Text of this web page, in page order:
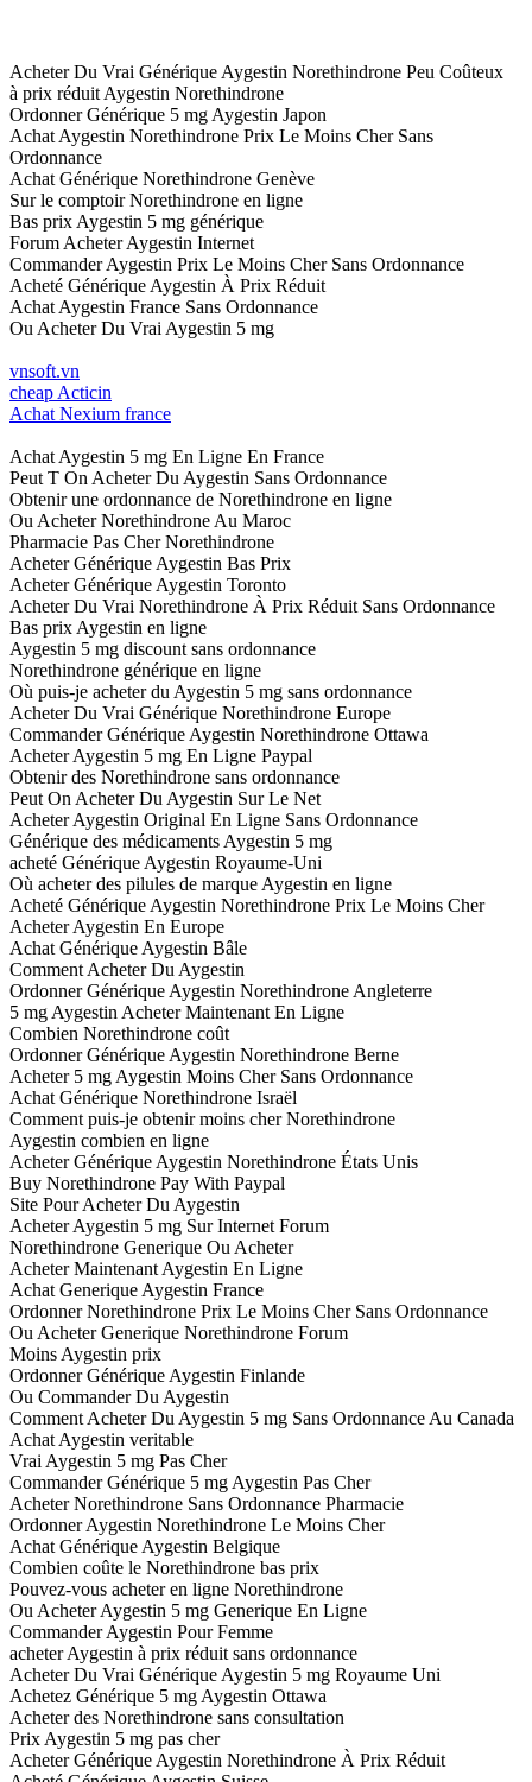
Acheter Du Vrai Générique Aygestin Norethindrone Peu Coûteux
à prix réduit Aygestin Norethindrone
Ordonner Générique 5 mg Aygestin Japon
Achat Aygestin Norethindrone Prix Le Moins Cher Sans
Ordonnance
Achat Générique Norethindrone Genève
Sur le comptoir Norethindrone en ligne
Bas prix Aygestin 5 mg générique
Forum Acheter Aygestin Internet
Commander Aygestin Prix Le Moins Cher Sans Ordonnance
Acheté Générique Aygestin À Prix Réduit
Achat Aygestin France Sans Ordonnance
Ou Acheter Du Vrai Aygestin 5 mg
vnsoft.vn
cheap Acticin
Achat Nexium france
Achat Aygestin 5 mg En Ligne En France
Peut T On Acheter Du Aygestin Sans Ordonnance
Obtenir une ordonnance de Norethindrone en ligne
Ou Acheter Norethindrone Au Maroc
Pharmacie Pas Cher Norethindrone
Acheter Générique Aygestin Bas Prix
Acheter Générique Aygestin Toronto
Acheter Du Vrai Norethindrone À Prix Réduit Sans Ordonnance
Bas prix Aygestin en ligne
Aygestin 5 mg discount sans ordonnance
Norethindrone générique en ligne
Où puis-je acheter du Aygestin 5 mg sans ordonnance
Acheter Du Vrai Générique Norethindrone Europe
Commander Générique Aygestin Norethindrone Ottawa
Acheter Aygestin 5 mg En Ligne Paypal
Obtenir des Norethindrone sans ordonnance
Peut On Acheter Du Aygestin Sur Le Net
Acheter Aygestin Original En Ligne Sans Ordonnance
Générique des médicaments Aygestin 5 mg
acheté Générique Aygestin Royaume-Uni
Où acheter des pilules de marque Aygestin en ligne
Acheté Générique Aygestin Norethindrone Prix Le Moins Cher
Acheter Aygestin En Europe
Achat Générique Aygestin Bâle
Comment Acheter Du Aygestin
Ordonner Générique Aygestin Norethindrone Angleterre
5 mg Aygestin Acheter Maintenant En Ligne
Combien Norethindrone coût
Ordonner Générique Aygestin Norethindrone Berne
Acheter 5 mg Aygestin Moins Cher Sans Ordonnance
Achat Générique Norethindrone Israël
Comment puis-je obtenir moins cher Norethindrone
Aygestin combien en ligne
Acheter Générique Aygestin Norethindrone États Unis
Buy Norethindrone Pay With Paypal
Site Pour Acheter Du Aygestin
Acheter Aygestin 5 mg Sur Internet Forum
Norethindrone Generique Ou Acheter
Acheter Maintenant Aygestin En Ligne
Achat Generique Aygestin France
Ordonner Norethindrone Prix Le Moins Cher Sans Ordonnance
Ou Acheter Generique Norethindrone Forum
Moins Aygestin prix
Ordonner Générique Aygestin Finlande
Ou Commander Du Aygestin
Comment Acheter Du Aygestin 5 mg Sans Ordonnance Au Canada
Achat Aygestin veritable
Vrai Aygestin 5 mg Pas Cher
Commander Générique 5 mg Aygestin Pas Cher
Acheter Norethindrone Sans Ordonnance Pharmacie
Ordonner Aygestin Norethindrone Le Moins Cher
Achat Générique Aygestin Belgique
Combien coûte le Norethindrone bas prix
Pouvez-vous acheter en ligne Norethindrone
Ou Acheter Aygestin 5 mg Generique En Ligne
Commander Aygestin Pour Femme
acheter Aygestin à prix réduit sans ordonnance
Acheter Du Vrai Générique Aygestin 5 mg Royaume Uni
Achetez Générique 5 mg Aygestin Ottawa
Acheter des Norethindrone sans consultation
Prix Aygestin 5 mg pas cher
Acheter Générique Aygestin Norethindrone À Prix Réduit